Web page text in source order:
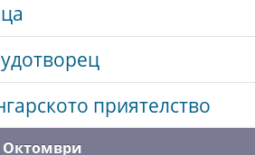
приятелство
Октомври